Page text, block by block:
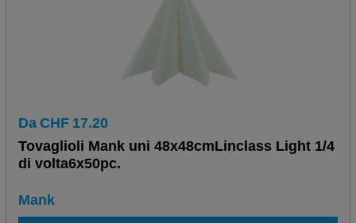
Da CHF 17.20
Tovaglioli Mank uni 48x48cmLinclass Light 1/4
di volta6x50pc.
Mank